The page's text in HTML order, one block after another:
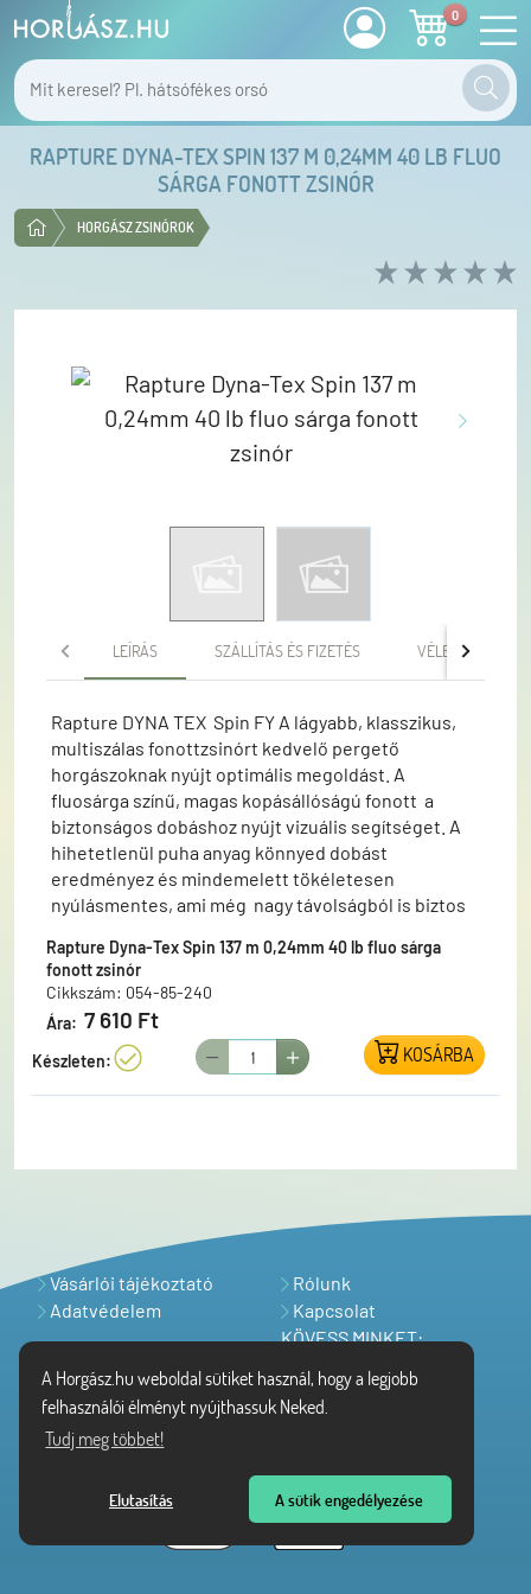
A Horgász.hu weboldal sütiket használ, hogy a legjobb
felhasználói élményt nyújthassuk Neked.
Tudj meg többet!
Elutasítás A sütik engedélyezése
0
RAPTURE DYNA-TEX SPIN 137 M 0,24MM 40 LB FLUO
SÁRGA FONOTT ZSINÓR
HORGÁSZ ZSINÓROK
LEÍRÁS SZÁLLÍTÁS ÉS FIZETÉS VÉLEMÉNYEK
Rapture DYNA TEX Spin FY A lágyabb, klasszikus,
multiszálas fonottzsinórt kedvelő pergető
horgászoknak nyújt optimális megoldást. A
fluosárga színű, magas kopásállóságú fonott a
biztonságos dobáshoz nyújt vizuális segítséget. A
hihetetlenül puha anyag könnyed dobást
eredményez és mindemelett tökéletesen
nyúlásmentes, ami még nagy távolságból is biztos
forgók, kapcsok kötéséhez.A két zsinór
összekötéséhez a „Mahin” kötés a legmegbízhatóbb
megoldás.
Rapture Dyna-Tex Spin 137 m 0,24mm 40 lb fluo sárga
fonott zsinór
Cikkszám: 054-85-240
Ára: 7 610 Ft
Készleten: KOSÁRBA
Vásárlói tájékoztató
Adatvédelem
Rólunk
Kapcsolat
KÖVESS MINKET: